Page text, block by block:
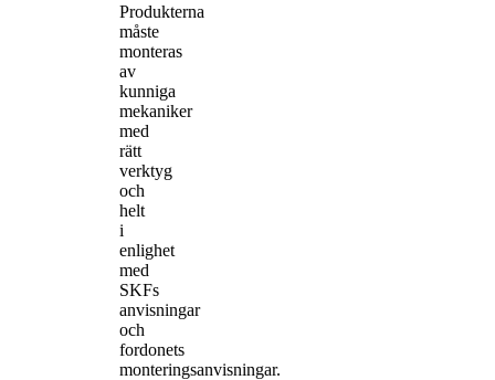
Produkterna
måste
monteras
av
kunniga
mekaniker
med
rätt
verktyg
och
helt
i
enlighet
med
SKFs
anvisningar
och
fordonets
monteringsanvisningar.